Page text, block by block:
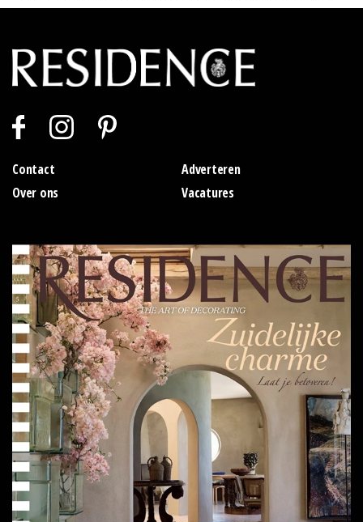
Contact
Adverteren
Over ons
Vacatures